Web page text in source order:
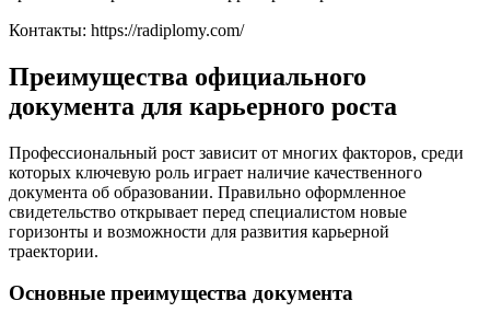
Контакты: https://radiplomy.com/
Преимущества официального
документа для карьерного роста
Профессиональный рост зависит от многих факторов, среди
которых ключевую роль играет наличие качественного
документа об образовании. Правильно оформленное
свидетельство открывает перед специалистом новые
горизонты и возможности для развития карьерной
траектории.
Основные преимущества документа